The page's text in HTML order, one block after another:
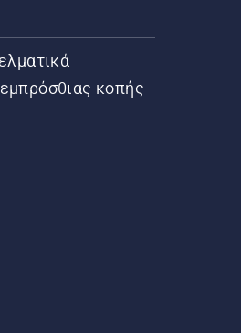
κοπής